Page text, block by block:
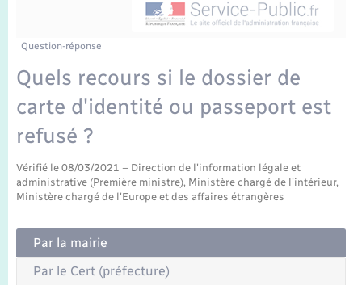
Etat-civil - Papiers - Citoyenneté
Mariage – PACS
Parrainage civil
Recensement
Logement - Urbanisme
Loisirs
Nouvel habitant
Numérique
Organisation d’événement
Transports scolaires
Travaux - Autorisation d’occupation de l’espace
Compétences
Plan interactif
Présentation de la commune
Publications
Question-réponse
Quels recours si le dossier de
carte d'identité ou passeport est
refusé ?
Vérifié le 08/03/2021 – Direction de l'information légale et
administrative (Première ministre), Ministère chargé de l'intérieur,
Ministère chargé de l'Europe et des affaires étrangères
Par la mairie
Par le Cert (préfecture)